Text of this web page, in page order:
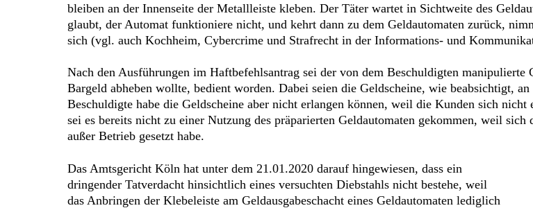
bleiben an der Innenseite der Metallleiste kleben. Der Täter wartet in Sichtweite des
glaubt, der Automat funktioniere nicht, und kehrt dann zu dem Geldautomaten zurück,
sich (vgl. auch Kochheim, Cybercrime und Strafrecht in der Informations- und
Nach den Ausführungen im Haftbefehlsantrag sei der von dem Beschuldigten
Bargeld abheben wollte, bedient worden. Dabei seien die Geldscheine, wie beabsichtigt,
Beschuldigte habe die Geldscheine aber nicht erlangen können, weil die Kunden sich
sei es bereits nicht zu einer Nutzung des präparierten Geldautomaten gekommen, weil
außer Betrieb gesetzt habe.
Das Amtsgericht Köln hat unter dem 21.01.2020 darauf hingewiesen, dass ein
dringender Tatverdacht hinsichtlich eines versuchten Diebstahls nicht bestehe, weil
das Anbringen der Klebeleiste am Geldausgabeschacht eines Geldautomaten lediglich